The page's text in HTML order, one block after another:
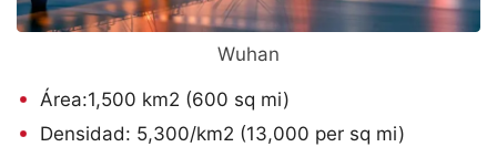
Wuhan
Área:1,500 km2 (600 sq mi)
Densidad: 5,300/km2 (13,000 per sq mi)